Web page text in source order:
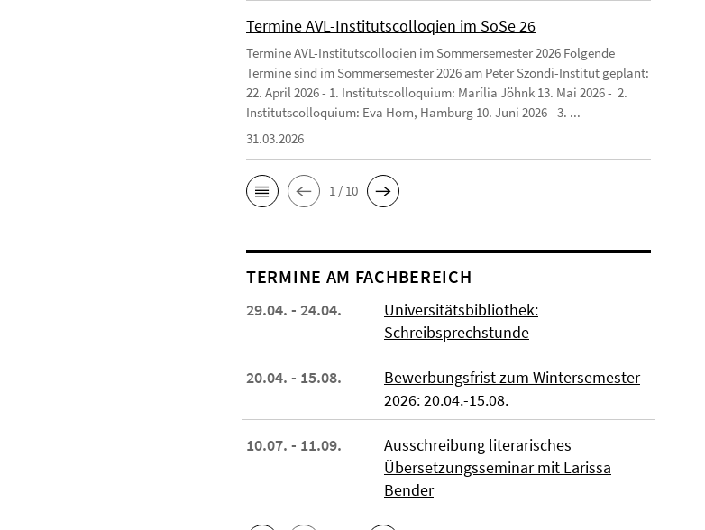
Termine AVL-Institutscolloqien im SoSe 26
Termine AVL-Institutscolloqien im Sommersemester 2026 Folgende
Termine sind im Sommersemester 2026 am Peter Szondi-Institut geplant:
22. April 2026 - 1. Institutscolloquium: Marília Jöhnk 13. Mai 2026 - 2.
Institutscolloquium: Eva Horn, Hamburg 10. Juni 2026 - 3. ...
31.03.2026
1 / 10
TERMINE AM FACHBEREICH
29.04. - 24.04.
Universitätsbibliothek:
Schreibsprechstunde
20.04. - 15.08.
Bewerbungsfrist zum Wintersemester
2026: 20.04.-15.08.
10.07. - 11.09.
Ausschreibung literarisches
Übersetzungsseminar mit Larissa
Bender